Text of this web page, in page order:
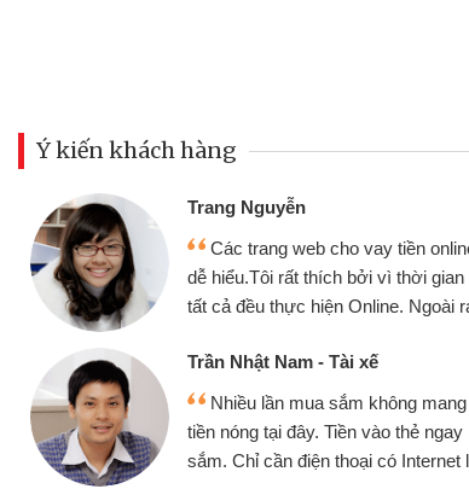
Ý kiến khách hàng
tiền online sử dụng thân thiện,
thời gian giải ngân nhanh chóng
Ngoài ra lãi suất rất tốt
mang tiền mặt mình đều vay
thẻ ngay là mình lại tiếp tục mua
có Internet là dùng được